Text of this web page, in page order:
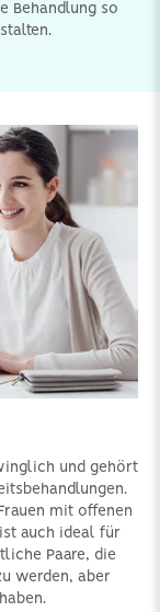
Behandlung so
und gehört
mit offenen
auch ideal für
Paare, die
werden, aber